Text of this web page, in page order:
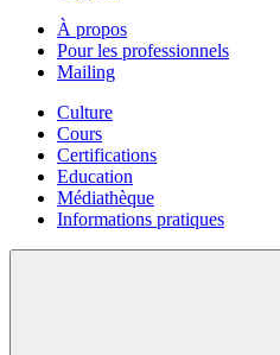
À propos
Pour les professionnels
Mailing
Culture
Cours
Certifications
Education
Médiathèque
Informations pratiques